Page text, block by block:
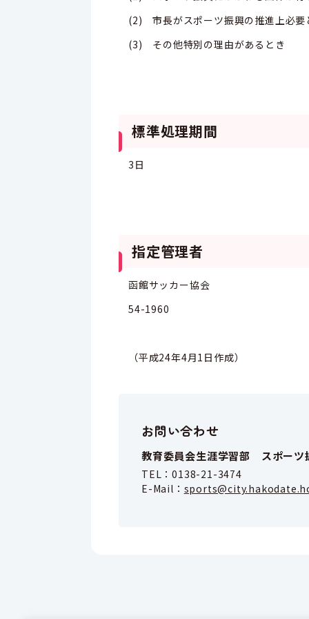
(2) 市長がスポーツ振興の推進上必要
(3) その他特別の理由があるとき
標準処理期間
3日
指定管理者
函館サッカー協会
54-1960
（平成24年4月1日作成）
お問い合わせ
教育委員会生涯学習部 スポーツ
TEL：0138-21-3474
E-Mail：